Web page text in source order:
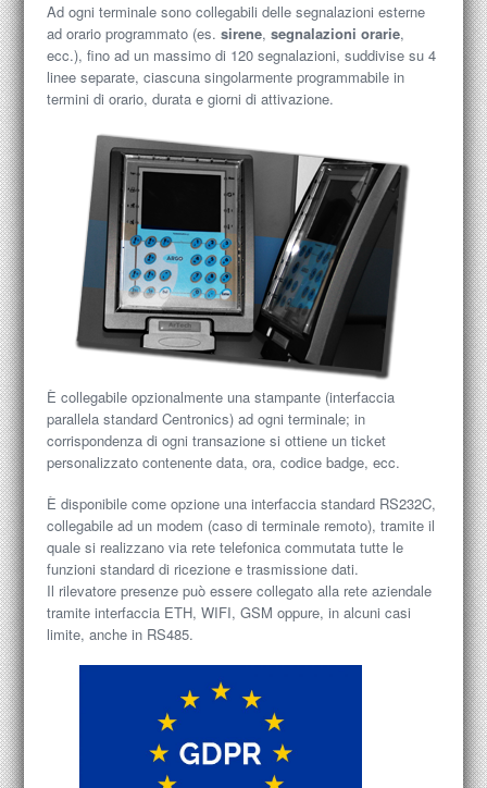
Ad ogni terminale sono collegabili delle segnalazioni esterne
ad orario programmato (es. sirene, segnalazioni orarie,
ecc.), fino ad un massimo di 120 segnalazioni, suddivise su 4
linee separate, ciascuna singolarmente programmabile in
termini di orario, durata e giorni di attivazione.
È collegabile opzionalmente una stampante (interfaccia
parallela standard Centronics) ad ogni terminale; in
corrispondenza di ogni transazione si ottiene un ticket
personalizzato contenente data, ora, codice badge, ecc.
È disponibile come opzione una interfaccia standard RS232C,
collegabile ad un modem (caso di terminale remoto), tramite il
quale si realizzano via rete telefonica commutata tutte le
funzioni standard di ricezione e trasmissione dati.
Il rilevatore presenze può essere collegato alla rete aziendale
tramite interfaccia ETH, WIFI, GSM oppure, in alcuni casi
limite, anche in RS485.